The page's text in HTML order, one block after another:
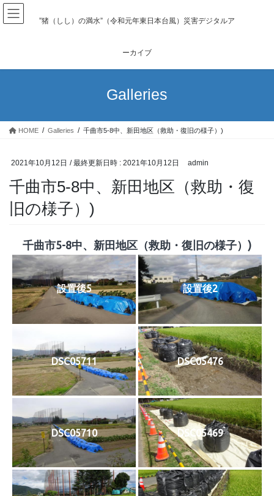
コ
ン
へ
プ
ナ
ビ
ョ
動
”猪（しし）の満水”（令和元年東日本台風）災害デジタルア
ーカイブ
Galleries
HOME Galleries 千曲市5-8中、新田地区（救助・復旧の様子）)
2021年10月12日 / 最終更新日時 : 2021年10月12日 admin
千曲市5-8中、新田地区（救助・復
旧の様子）)
千曲市5-8中、新田地区（救助・復旧の様子）)
設置後5 設置後2
DSC05711 DSC05476
DSC05710 DSC05469